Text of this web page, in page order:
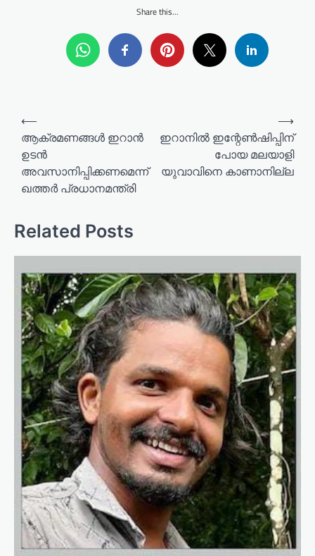
Share this...
a
g
⟵
ആക്രമണങ്ങൾ ഇറാൻ
ഉടൻ
അവസാനിപ്പിക്കണമെന്ന്
ഖത്തർ പ്രധാനമന്ത്രി
ഇറാനിൽ ഇന്റേൺഷിപ്പിന്
പോയ മലയാളി
യുവാവിനെ കാണാനില്ല
⟶
Related Posts